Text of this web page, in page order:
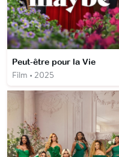
Peut-être pour la Vie
Film • 2025